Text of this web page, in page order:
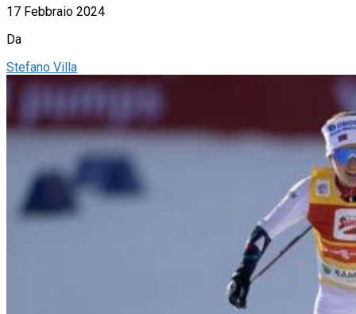
17 Febbraio 2024
Da
Stefano Villa